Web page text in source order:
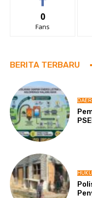
0
Fans
BERITA TERBARU